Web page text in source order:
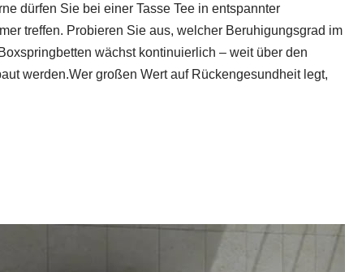
dürfen Sie bei einer Tasse Tee in entspannter
treffen. Probieren Sie aus, welcher Beruhigungsgrad im
wächst kontinuierlich – weit über den
werden.Wer großen Wert auf Rückengesundheit legt,